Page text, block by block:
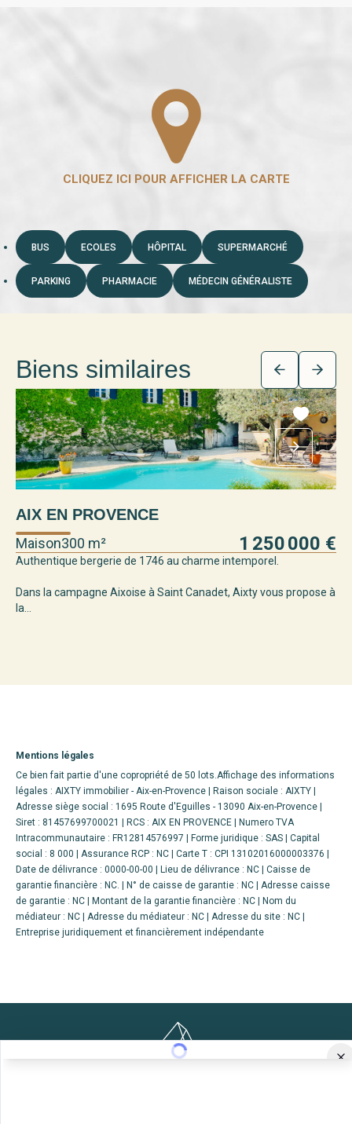
BUS ECOLES HÔPITAL SUPERMARCHÉ
PARKING PHARMACIE MÉDECIN GÉNÉRALISTE
Biens similaires
AIX EN PROVENCE
Maison300 m² 1 250 000 €
Authentique bergerie de 1746 au charme intemporel.
Dans la campagne Aixoise à Saint Canadet, Aixty vous propose à
la...
Mentions légales
Ce bien fait partie d'une copropriété de 50 lots.Affichage des informations
légales : AIXTY immobilier - Aix-en-Provence | Raison sociale : AIXTY |
Adresse siège social : 1695 Route d'Eguilles - 13090 Aix-en-Provence |
Siret : 81457699700021 | RCS : AIX EN PROVENCE | Numero TVA
Intracommunautaire : FR12814576997 | Forme juridique : SAS | Capital
social : 8 000 | Assurance RCP : NC | Carte T : CPI 13102016000003376 |
Date de délivrance : 0000-00-00 | Lieu de délivrance : NC | Caisse de
garantie financière : NC. | N° de caisse de garantie : NC | Adresse caisse
de garantie : NC | Montant de la garantie financière : NC | Nom du
médiateur : NC | Adresse du médiateur : NC | Adresse du site : NC |
Entreprise juridiquement et financièrement indépendante